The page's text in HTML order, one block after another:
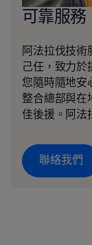
可靠服務
阿法拉伐技術
己任，致力
您隨時隨地安
整合總部與在
佳後援。阿法
聯絡我們